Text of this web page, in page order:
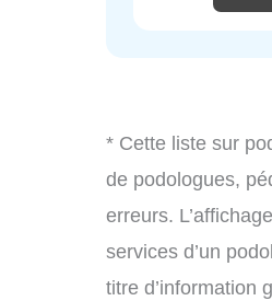
* Cette liste sur
de podologues,
erreurs.
services d’un
titre d’information